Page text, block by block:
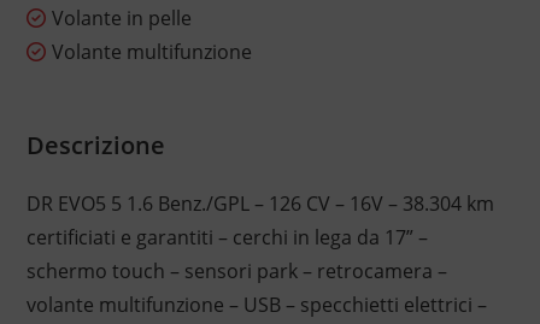
Volante in pelle
Volante multifunzione
Descrizione
DR EVO5 5 1.6 Benz./GPL – 126 CV – 16V – 38.304 km
certificiati e garantiti – cerchi in lega da 17” –
schermo touch – sensori park – retrocamera –
volante multifunzione – USB – specchietti elettrici –